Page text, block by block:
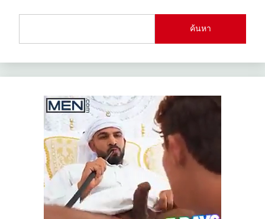
ค้นหา